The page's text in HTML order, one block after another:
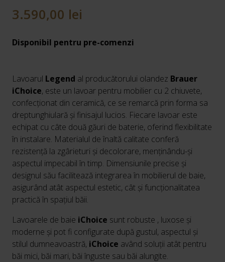
3.590,00 lei
Disponibil pentru pre-comenzi
Lavoarul Legend al producătorului olandez Brauer
iChoice, este un lavoar pentru mobilier cu 2 chiuvete,
confecționat din ceramică, ce se remarcă prin forma sa
dreptunghiulară și finisajul lucios. Fiecare lavoar este
echipat cu câte două găuri de baterie, oferind flexibilitate
în instalare. Materialul de înaltă calitate conferă
rezistență la zgârieturi și decolorare, menținându-și
aspectul impecabil în timp. Dimensiunile precise și
designul său facilitează integrarea în mobilierul de baie,
asigurând atât aspectul estetic, cât și funcționalitatea
practică în spațiul băii.
Lavoarele de baie iChoice sunt robuste , luxose și
moderne și pot fi configurate după gustul, aspectul și
stilul dumneavoastră, iChoice având soluții atât pentru
băi mici, băi mari, băi înguste sau băi alungite.